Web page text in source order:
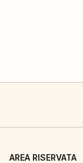
AREA RISERVATA